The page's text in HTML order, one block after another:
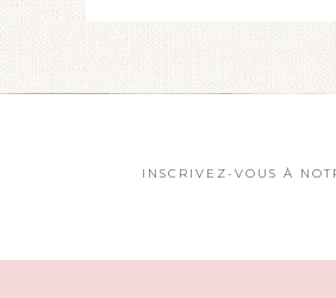
INSCRIVEZ-VOUS À